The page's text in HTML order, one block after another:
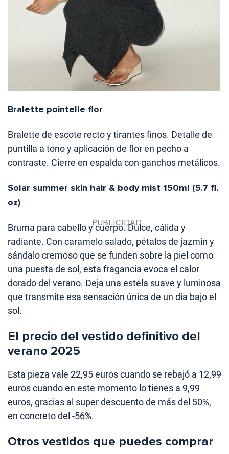
Bralette pointelle flor
Bralette de escote recto y tirantes finos. Detalle de
puntilla a tono y aplicación de flor en pecho a
contraste. Cierre en espalda con ganchos metálicos.
Solar summer skin hair & body mist 150ml (5.7 fl.
oz)
Bruma para cabello y cuerpo. Dulce, cálida y
radiante. Con caramelo salado, pétalos de jazmín y
sándalo cremoso que se funden sobre la piel como
una puesta de sol, esta fragancia evoca el calor
dorado del verano. Deja una estela suave y luminosa
que transmite esa sensación única de un día bajo el
sol.
El precio del vestido definitivo del
verano 2025
Esta pieza vale 22,95 euros cuando se rebajó a 12,99
euros cuando en este momento lo tienes a 9,99
euros, gracias al super descuento de más del 50%,
en concreto del -56%.
Otros vestidos que puedes comprar